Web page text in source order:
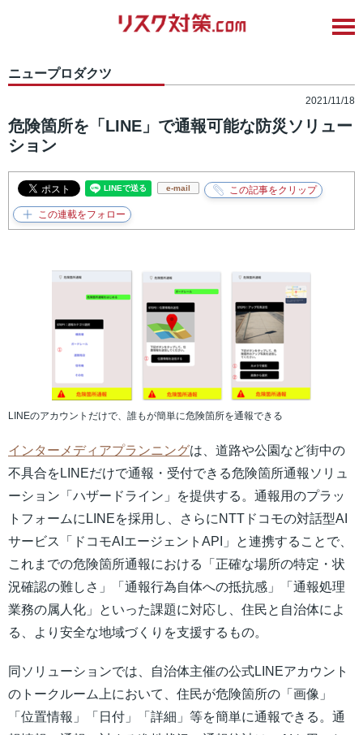
ニュープロダクツ
2021/11/18
危険箇所を「LINE」で通報可能な防災ソリュー
ション
e-mail
LINEのアカウントだけで、誰もが簡単に危険箇所を通報できる
インターメディアプランニングは、道路や公園など街中の
不具合をLINEだけで通報・受付できる危険箇所通報ソリュ
ーション「ハザードライン」を提供する。通報用のプラッ
トフォームにLINEを採用し、さらにNTTドコモの対話型AI
サービス「ドコモAIエージェントAPI」と連携することで、
これまでの危険箇所通報における「正確な場所の特定・状
況確認の難しさ」「通報行為自体への抵抗感」「通報処理
業務の属人化」といった課題に対応し、住民と自治体によ
る、より安全な地域づくりを支援するもの。
同ソリューションでは、自治体主催の公式LINEアカウント
のトークルーム上において、住民が危険箇所の「画像」
「位置情報」「日付」「詳細」等を簡単に通報できる。通